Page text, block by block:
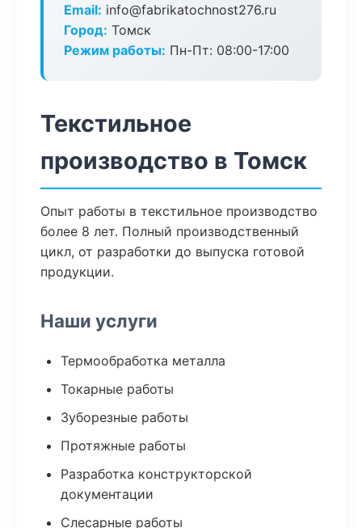
Email: info@fabrikatochnost276.ru
Город: Томск
Режим работы: Пн-Пт: 08:00-17:00
Текстильное
производство в Томск
Опыт работы в текстильное производство
более 8 лет. Полный производственный
цикл, от разработки до выпуска готовой
продукции.
Наши услуги
Термообработка металла
Токарные работы
Зуборезные работы
Протяжные работы
Разработка конструкторской
документации
Слесарные работы